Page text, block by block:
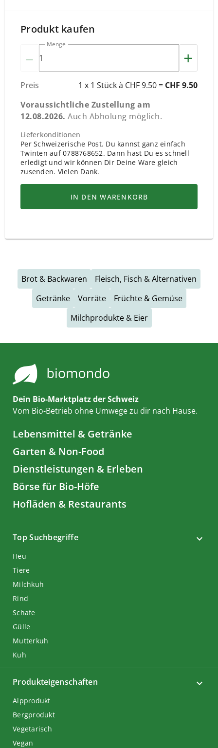
Produkt kaufen
–
Menge
+
Preis 1 x 1 Stück à CHF 9.50 = CHF 9.50
Voraussichtliche Zustellung am
12.08.2026. Auch Abholung möglich.
Lieferkonditionen
Per Schweizerische Post. Du kannst ganz einfach
Twinten auf 0788768652. Dann hast Du es schnell
erledigt und wir können Dir Deine Ware gleich
zusenden. Vielen Dank.
IN DEN WARENKORB
Brot & Backwaren
Fleisch, Fisch & Alternativen
Getränke
Vorräte
Früchte & Gemüse
Milchprodukte & Eier
Dein Bio-Marktplatz der Schweiz
Vom Bio-Betrieb ohne Umwege zu dir nach Hause.
Lebensmittel & Getränke
Garten & Non-Food
Dienstleistungen & Erleben
Börse für Bio-Höfe
Hofläden & Restaurants
Top Suchbegriffe
Heu
Tiere
Milchkuh
Rind
Schafe
Gülle
Mutterkuh
Kuh
Produkteigenschaften
Alpprodukt
Bergprodukt
Vegetarisch
Vegan